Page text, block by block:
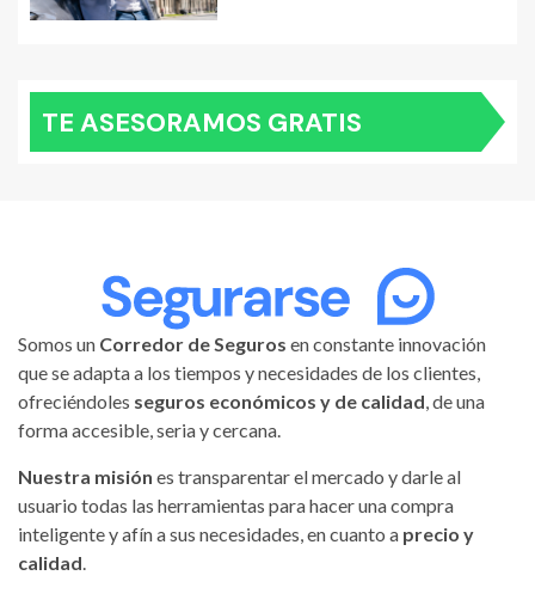
TE ASESORAMOS GRATIS
Somos un Corredor de Seguros en constante innovación
que se adapta a los tiempos y necesidades de los clientes,
ofreciéndoles seguros económicos y de calidad, de una
forma accesible, seria y cercana.
Nuestra misión es transparentar el mercado y darle al
usuario todas las herramientas para hacer una compra
inteligente y afín a sus necesidades, en cuanto a precio y
calidad.